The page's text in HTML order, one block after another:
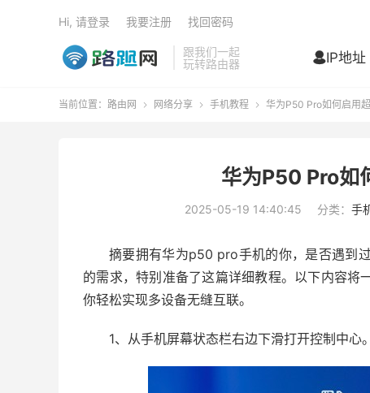
跟我们一起
玩转路由器
IP地址
Hi, 请登录 我要注册 找回密码
当前位置： 路由网  网络分享  手机教程  华为P50 Pro如何启用
华为P50 Pro如
2025-05-19 14:40:45 分类： 手
摘要拥有华为p50 pro手机的你，是否遇到
的需求，特别准备了这篇详细教程。以下内容
你轻松实现多设备无缝互联。
1、从手机屏幕状态栏右边下滑打开控制中心。